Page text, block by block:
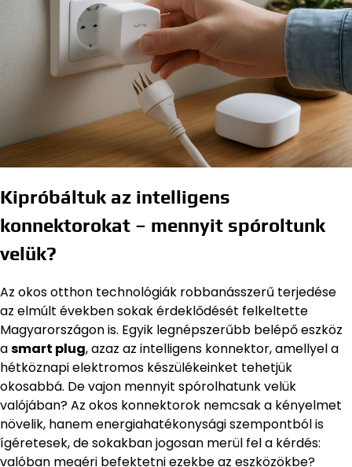
Kipróbáltuk az intelligens
konnektorokat – mennyit spóroltunk
velük?
Az okos otthon technológiák robbanásszerű terjedése
az elmúlt években sokak érdeklődését felkeltette
Magyarországon is. Egyik legnépszerűbb belépő eszköz
asmart plug, azaz az intelligens konnektor, amellyel a
hétköznapi elektromos készülékeinket tehetjük
okosabbá. De vajon mennyit spórolhatunk velük
valójában? Az okos konnektorok nemcsak a kényelmet
növelik, hanem energiahatékonysági szempontból is
ígéretesek, de sokakban jogosan merül fel a kérdés:
valóban megéri befektetni ezekbe az eszközökbe?